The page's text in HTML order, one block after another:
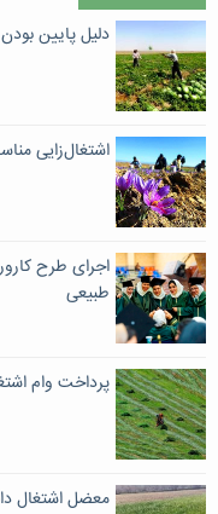
دلیل پایین
اشتغال‌زایی
طبیعی
پرداخت وام
معضل اشتغال